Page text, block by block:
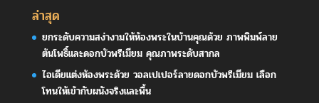
ล่าสุด
ยกระดับความสง่างามให้ห้องพระในบ้านคุณด้วย ภาพพิมพ์ลาย
ต้นโพธิ์และดอกบัวพรีเมียม คุณภาพระดับสากล
ไอเดียแต่งห้องพระด้วย วอลเปเปอร์ลายดอกบัวพรีเมียม เลือก
โทนให้เข้ากับผนังจริงและพื้น